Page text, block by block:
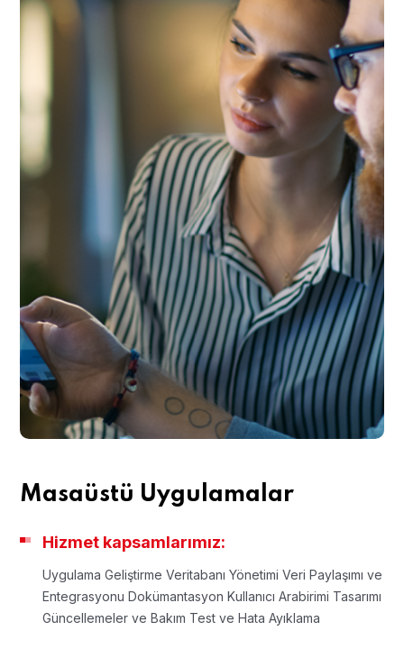
Masaüstü Uygulamalar
Hizmet kapsamlarımız:
Uygulama Geliştirme Veritabanı Yönetimi Veri Paylaşımı ve
Entegrasyonu Dokümantasyon Kullanıcı Arabirimi Tasarımı
Güncellemeler ve Bakım Test ve Hata Ayıklama